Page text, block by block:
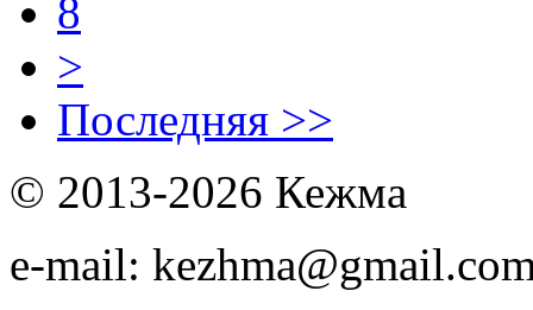
8
>
Последняя >>
© 2013-2026 Кежма
e-mail: